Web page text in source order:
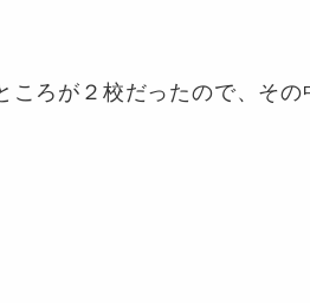
ろが２校だったので、その